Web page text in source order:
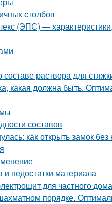
столбов
(ЭПС) —
раствора для
какая должна быть.
составов
как открыть замок без
недостатки материала
для частного
порядке.